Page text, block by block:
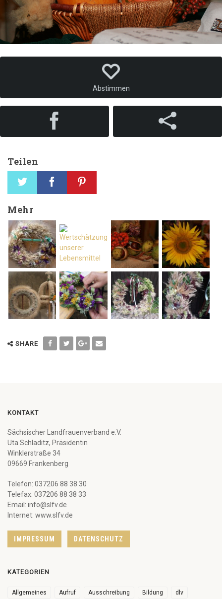
Abstimmen
Teilen
Mehr
SHARE
KONTAKT
Sächsischer Landfrauenverband e.V.
Uta Schladitz, Präsidentin
Winklerstraße 34
09669 Frankenberg
Telefon: 037206 88 38 30
Telefax: 037206 88 38 33
Email: info@slfv.de
Internet: www.slfv.de
IMPRESSUM DATENSCHUTZ
KATEGORIEN
Allgemeines Aufruf Ausschreibung Bildung dlv